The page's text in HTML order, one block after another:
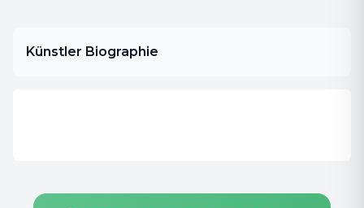
Künstler Biographie